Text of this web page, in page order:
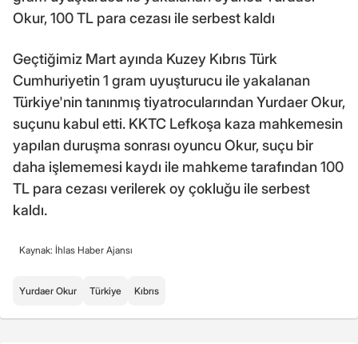
Okur, 100 TL para cezası ile serbest kaldı
Geçtiğimiz Mart ayında Kuzey Kıbrıs Türk
Cumhuriyetin 1 gram uyuşturucu ile yakalanan
Türkiye'nin tanınmış tiyatrocularından Yurdaer Okur,
suçunu kabul etti. KKTC Lefkoşa kaza mahkemesin
yapılan duruşma sonrası oyuncu Okur, suçu bir
daha işlememesi kaydı ile mahkeme tarafından 100
TL para cezası verilerek oy çokluğu ile serbest
kaldı.
Kaynak: İhlas Haber Ajansı
Yurdaer Okur Türkiye Kıbrıs